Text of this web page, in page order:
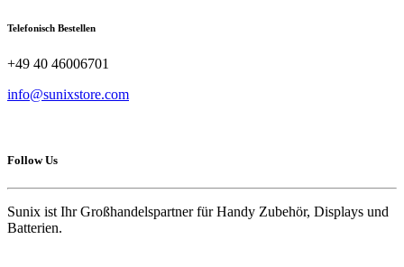
Telefonisch Bestellen
+49 40 46006701
info@sunixstore.com
Follow Us
Sunix ist Ihr Großhandelspartner für Handy Zubehör, Displays und
Batterien.